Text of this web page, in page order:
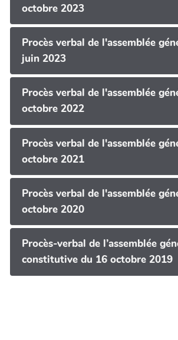
octobre 2023
Procès verbal de l'assemblée
juin 2023
Procès verbal de l'assemblée
octobre 2022
Procès verbal de l'assemblée
octobre 2021
Procès verbal de l'assemblée
octobre 2020
Procès-verbal de l’assemblée
constitutive du 16 octobre 2019